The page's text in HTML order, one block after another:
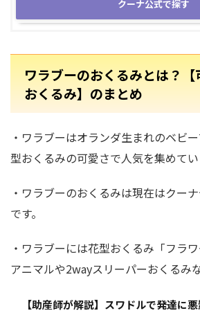
クーナ公式で探す
ワラブーのおくるみとは？
おくるみ】のまとめ
・ワラブーはオランダ生まれのベビ
型おくるみの可愛さで人気を集めてい
・ワラブーのおくるみは現在はクー
です。
・ワラブーには花型おくるみ「フラ
アニマルや2wayスリーパーおくるみ
【助産師が解説】スワドルで発達に